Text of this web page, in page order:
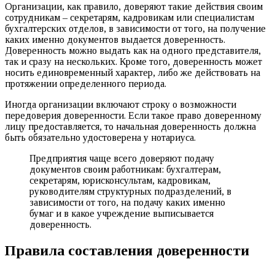
Организации, как правило, доверяют такие действия своим
сотрудникам – секретарям, кадровикам или специалистам
бухгалтерских отделов, в зависимости от того, на получение
каких именно документов выдается доверенность.
Доверенность можно выдать как на одного представителя,
так и сразу на нескольких. Кроме того, доверенность может
носить единовременный характер, либо же действовать на
протяжении определенного периода.
Иногда организации включают строку о возможности
передоверия доверенности. Если такое право доверенному
лицу предоставляется, то начальная доверенность должна
быть обязательно удостоверена у нотариуса.
Предприятия чаще всего доверяют подачу
документов своим работникам: бухгалтерам,
секретарям, юрисконсультам, кадровикам,
руководителям структурных подразделений, в
зависимости от того, на подачу каких именно
бумаг и в какое учреждение выписывается
доверенность.
Правила составления доверенности